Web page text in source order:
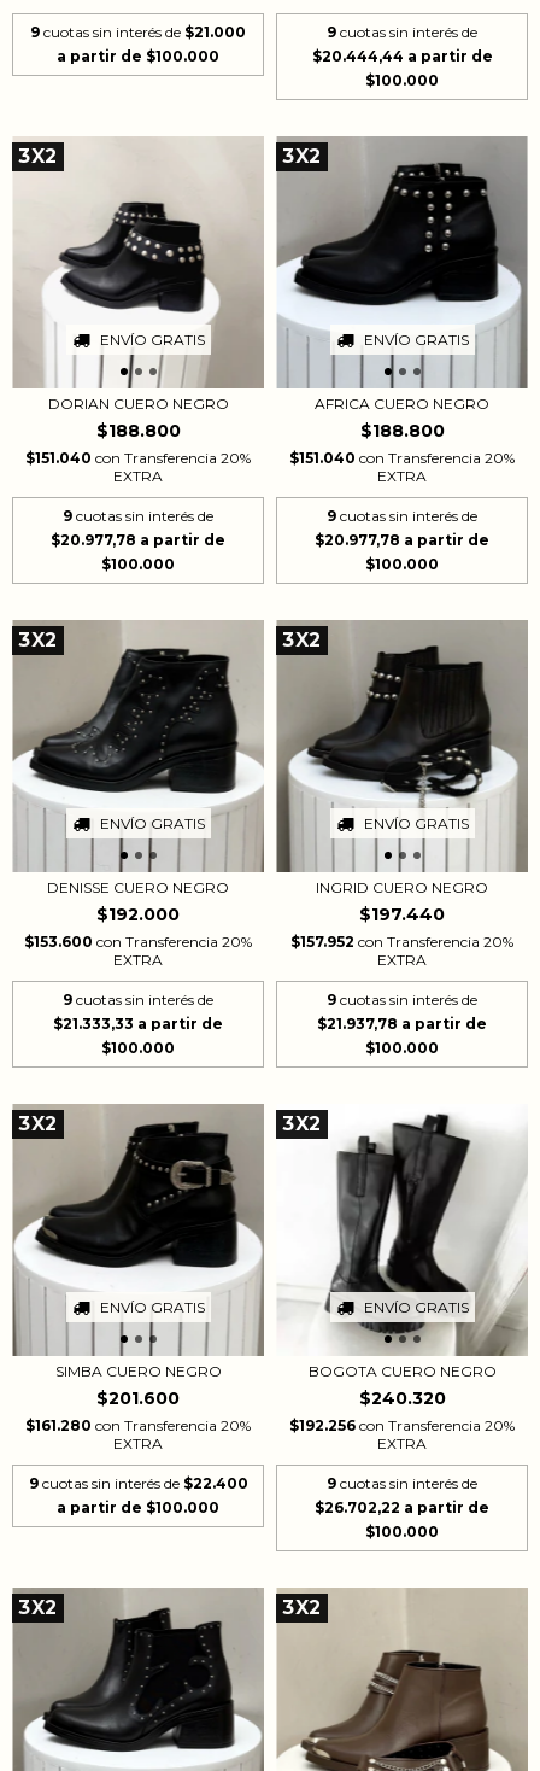
9 cuotas sin interés de $21.000 9 cuotas sin interés de
$20.444,44
3X2
ENVÍO GRATIS
DORIAN CUERO NEGRO
$188.800
$151.040 con Transferencia 20%
EXTRA
9 cuotas sin interés de
$20.977,78
3X2
ENVÍO GRATIS
AFRICA CUERO NEGRO
$188.800
$151.040 con Transferencia 20%
EXTRA
9 cuotas sin interés de
$20.977,78
3X2
ENVÍO GRATIS
DENISSE CUERO NEGRO
$192.000
$153.600 con Transferencia 20%
EXTRA
9 cuotas sin interés de
$21.333,33
3X2
ENVÍO GRATIS
INGRID CUERO NEGRO
$197.440
$157.952 con Transferencia 20%
EXTRA
9 cuotas sin interés de
$21.937,78
3X2
ENVÍO GRATIS
SIMBA CUERO NEGRO
$201.600
$161.280 con Transferencia 20%
EXTRA
9 cuotas sin interés de $22.400
3X2
ENVÍO GRATIS
BOGOTA CUERO NEGRO
$240.320
$192.256 con Transferencia 20%
EXTRA
9 cuotas sin interés de
$26.702,22
3X2 3X2